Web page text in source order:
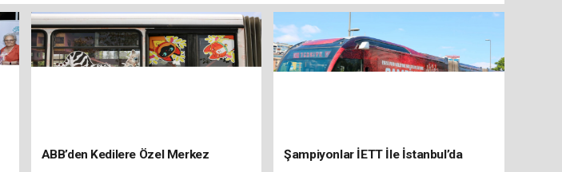
ABB’den Kedilere Özel Merkez Şampiyonlar İETT İle İstanbul’da